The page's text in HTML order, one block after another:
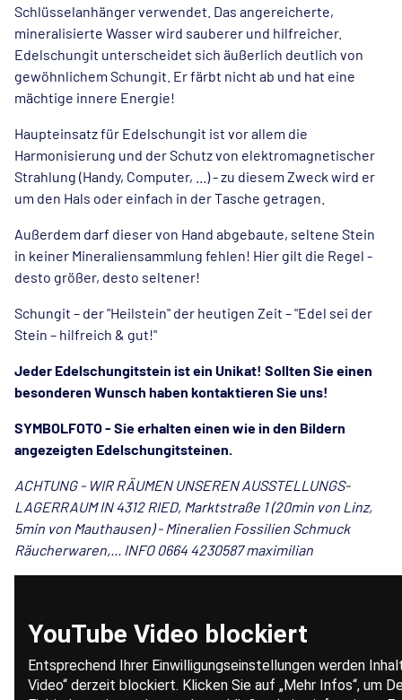
Schlüsselanhänger verwendet. Das angereicherte,
mineralisierte Wasser wird sauberer und hilfreicher.
Edelschungit unterscheidet sich äußerlich deutlich von
gewöhnlichem Schungit. Er färbt nicht ab und hat eine
mächtige innere Energie!
Haupteinsatz für Edelschungit ist vor allem die
Harmonisierung und der Schutz von elektromagnetischer
Strahlung (Handy, Computer, ...) - zu diesem Zweck wird er
um den Hals oder einfach in der Tasche getragen.
Außerdem darf dieser von Hand abgebaute, seltene Stein
in keiner Mineraliensammlung fehlen! Hier gilt die Regel -
desto größer, desto seltener!
Schungit – der "Heilstein" der heutigen Zeit – "Edel sei der
Stein – hilfreich & gut!"
Jeder Edelschungitstein ist ein Unikat! Sollten Sie einen
besonderen Wunsch haben kontaktieren Sie uns!
SYMBOLFOTO - Sie erhalten einen wie in den Bildern
angezeigten Edelschungitsteinen.
ACHTUNG - WIR RÄUMEN UNSEREN AUSSTELLUNGS-
LAGERRAUM IN 4312 RIED, Marktstraße 1 (20min von Linz,
5min von Mauthausen) - Mineralien Fossilien Schmuck
Räucherwaren,... INFO 0664 4230587 maximilian